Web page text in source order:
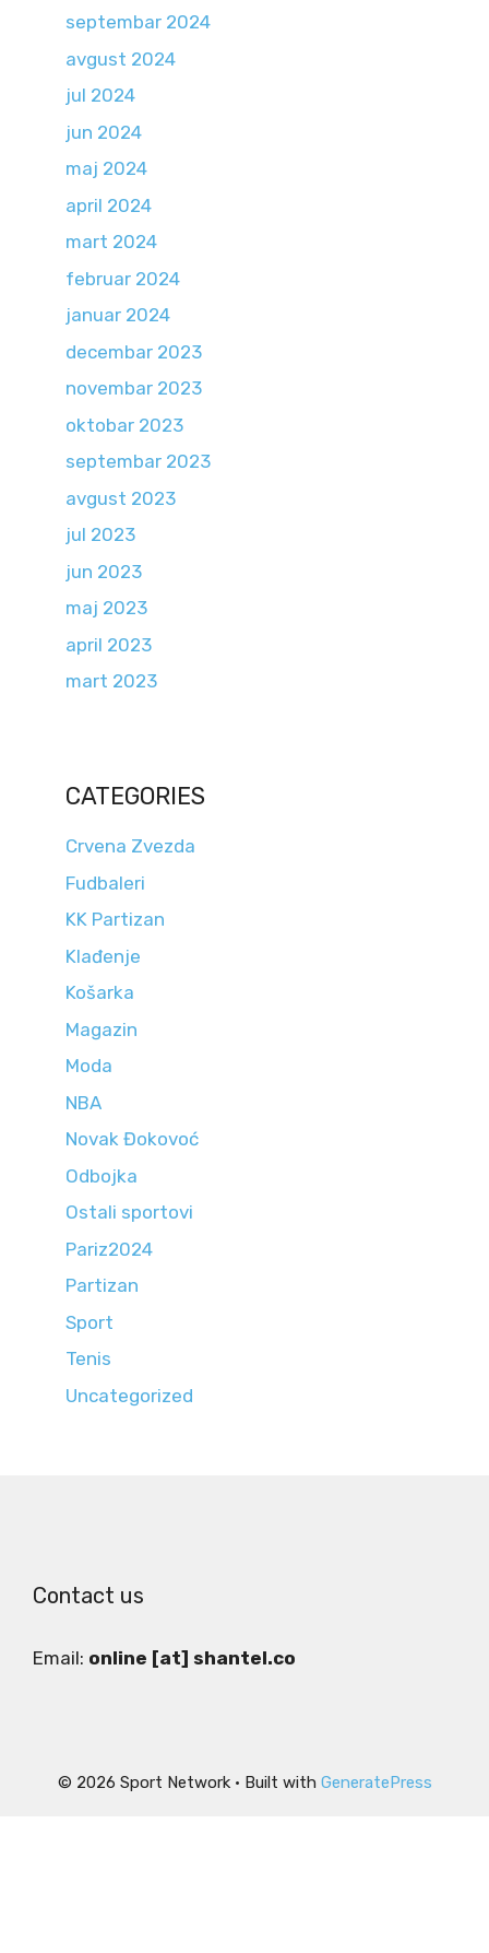
septembar 2024
avgust 2024
jul 2024
jun 2024
maj 2024
april 2024
mart 2024
februar 2024
januar 2024
decembar 2023
novembar 2023
oktobar 2023
septembar 2023
avgust 2023
jul 2023
jun 2023
maj 2023
april 2023
mart 2023
CATEGORIES
Crvena Zvezda
Fudbaleri
KK Partizan
Klađenje
Košarka
Magazin
Moda
NBA
Novak Đokovoć
Odbojka
Ostali sportovi
Pariz2024
Partizan
Sport
Tenis
Uncategorized
Contact us
Email: online [at] shantel.co
© 2026 Sport Network• Built with GeneratePress